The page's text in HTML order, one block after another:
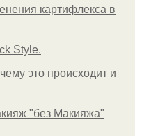
картифлекса в
Style.
это происходит и
"без Макияжа"